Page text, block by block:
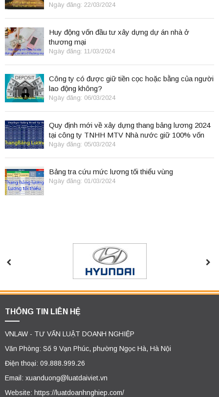
Ngày đăng: 22/03/2024
Huy động vốn đầu tư xây dựng dự án nhà ở
thương mại
Ngày đăng: 11/03/2024
Công ty có được giữ tiền cọc hoặc bằng của người
lao động không?
Ngày đăng: 06/03/2024
Quy định mới về xây dựng thang bảng lương 2024
tại công ty TNHH MTV Nhà nước giữ 100% vốn
điều lệ
Ngày đăng: 05/03/2024
Bảng tra cứu mức lương tối thiểu vùng
Ngày đăng: 01/03/2024
THÔNG TIN LIÊN HỆ
VNLAW - TƯ VẤN LUẬT DOANH NGHIỆP
Văn Phòng: Số 9 Vạn Phúc, phường Ngọc Hà, Hà Nội
Điện thoại: 09.888.999.26
Email: xuanduong@luatdaiviet.vn
Website: https://luatdoanhnghiep.com/